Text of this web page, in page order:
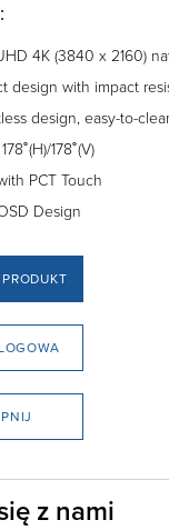
4K (3840 x 2160)
design with impact
design, easy-to-
178˚(V)
PCT Touch
Design
z nami